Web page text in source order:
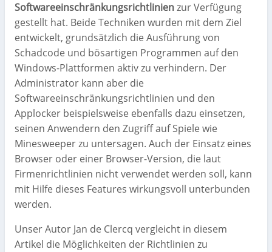
Softwareeinschränkungsrichtlinienzur Verfügung
gestellt hat. Beide Techniken wurden mit dem Ziel
entwickelt, grundsätzlich die Ausführung von
Schadcode und bösartigen Programmen auf den
Windows-Plattformen aktiv zu verhindern. Der
Administrator kann aber die
Softwareeinschränkungsrichtlinien und den
Applocker beispielsweise ebenfalls dazu einsetzen,
seinen Anwendern den Zugriff auf Spiele wie
Minesweeper zu untersagen. Auch der Einsatz eines
Browser oder einer Browser-Version, die laut
Firmenrichtlinien nicht verwendet werden soll, kann
mit Hilfe dieses Features wirkungsvoll unterbunden
werden.
Unser Autor Jan de Clercq vergleicht in diesem
Artikel die Möglichkeiten der Richtlinien zu